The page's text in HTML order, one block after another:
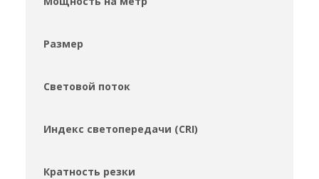
Размер
Световой поток
Индекс светопередачи (CRI)
Кратность резки